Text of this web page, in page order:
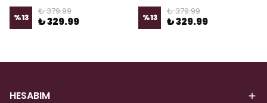
%13
₺ 379.99
₺ 329.99 %13
₺ 379.99
₺ 329.99
HESABIM